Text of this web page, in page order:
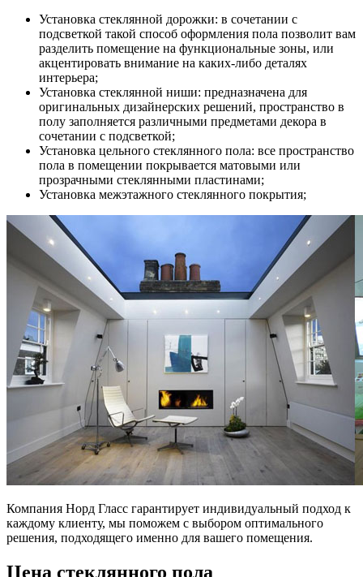
Установка стеклянной дорожки: в сочетании с
подсветкой такой способ оформления пола позволит вам
разделить помещение на функциональные зоны, или
акцентировать внимание на каких-либо деталях
интерьера;
Установка стеклянной ниши: предназначена для
оригинальных дизайнерских решений, пространство в
полу заполняется различными предметами декора в
сочетании с подсветкой;
Установка цельного стеклянного пола: все пространство
пола в помещении покрывается матовыми или
прозрачными стеклянными пластинами;
Установка межэтажного стеклянного покрытия;
Компания Норд Гласс гарантирует индивидуальный подход к
каждому клиенту, мы поможем с выбором оптимального
решения, подходящего именно для вашего помещения.
Цена стеклянного пола